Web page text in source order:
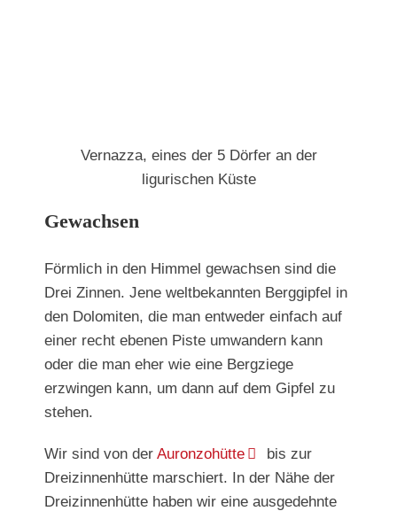
Vernazza, eines der 5 Dörfer an der
ligurischen Küste
Gewachsen
Förmlich in den Himmel gewachsen sind die
Drei Zinnen. Jene weltbekannten Berggipfel in
den Dolomiten, die man entweder einfach auf
einer recht ebenen Piste umwandern kann
oder die man eher wie eine Bergziege
erzwingen kann, um dann auf dem Gipfel zu
stehen.
Wir sind von der Auronzohütte
bis zur
Dreizinnenhütte marschiert. In der Nähe der
Dreizinnenhütte haben wir eine ausgedehnte